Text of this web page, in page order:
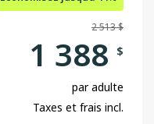
2 513 $
1 388 $
par adulte
Taxes et frais incl.